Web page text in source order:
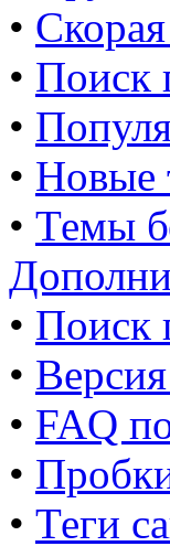
•
• Поиск
•
• Новые
• Темы
• Поиск
•
• FAQ
•
• Теги